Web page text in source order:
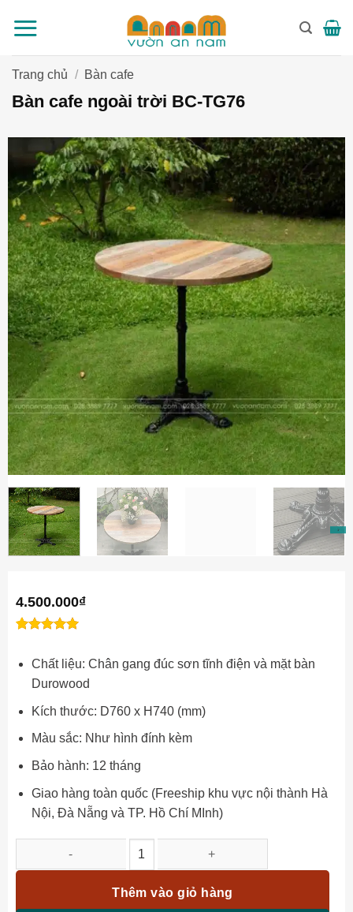
qua
dungTrang chủ / Bàn cafe
Bàn cafe ngoài trời BC-TG76
4.500.000₫
dựa trên
đánh giá
giá
Chất liệu: Chân gang đúc sơn tĩnh điện và mặt bàn
Durowood
Kích thước: D760 x H740 (mm)
Màu sắc: Như hình đính kèm
Bảo hành: 12 tháng
Giao hàng toàn quốc (Freeship khu vực nội thành Hà
Nội, Đà Nẵng và TP. Hồ Chí MInh)
Thêm vào giỏ hàng